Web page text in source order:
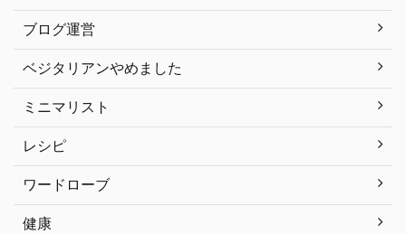
ブログ運営
ベジタリアンやめました
ミニマリスト
レシピ
ワードローブ
健康